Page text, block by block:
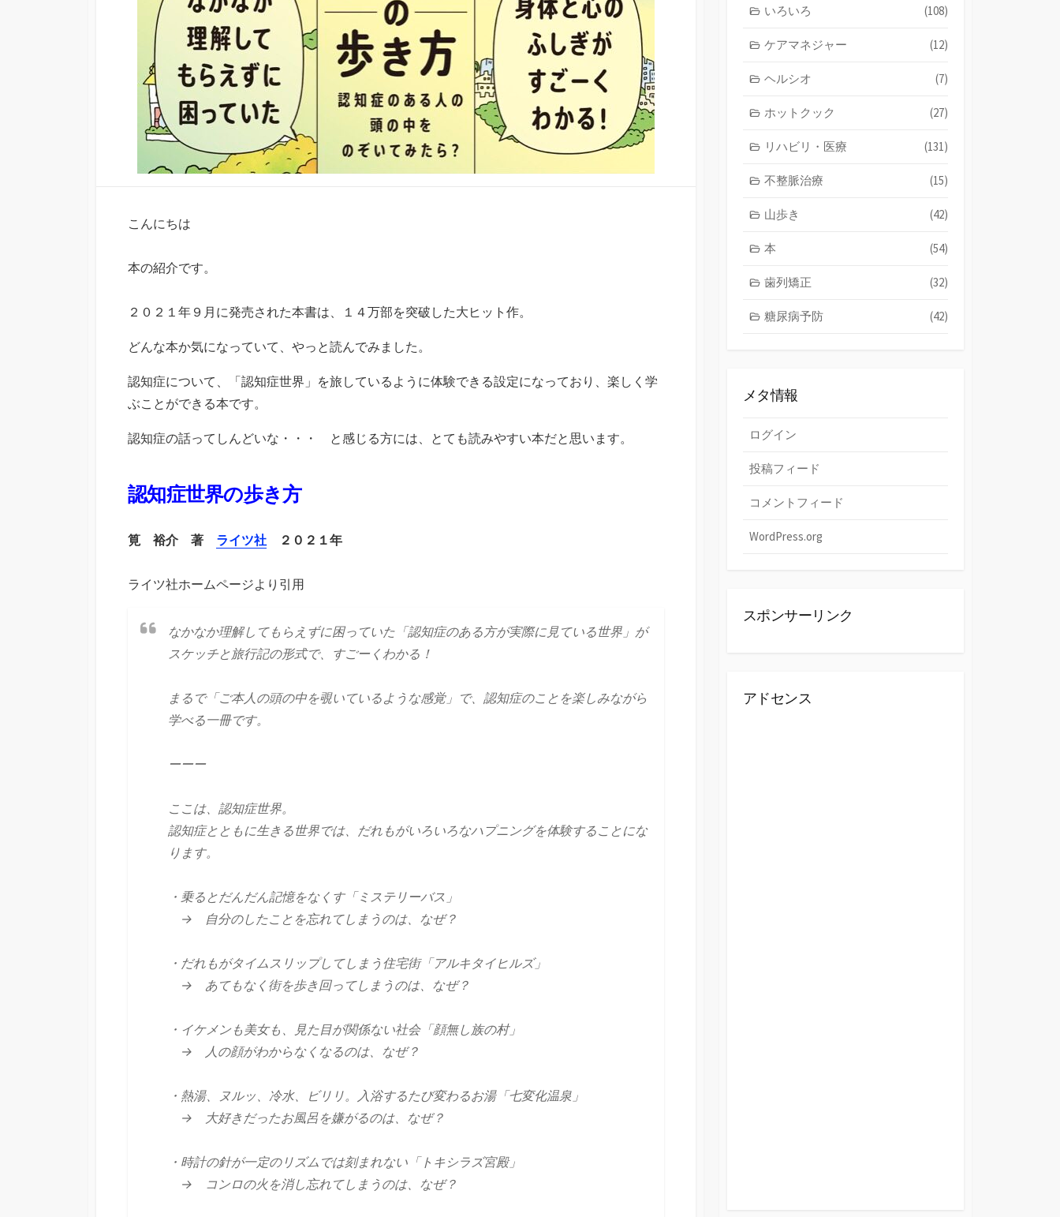
こんにちは
本の紹介です。
２０２１年９月に発売された本書は、１４万部を突破した大ヒット作。
どんな本か気になっていて、やっと読んでみました。
認知症について、「認知症世界」を旅しているように体験できる設定になっており、楽しく学
ぶことができる本です。
認知症の話ってしんどいな・・・ と感じる方には、とても読みやすい本だと思います。
認知症世界の歩き方
筧 裕介 著 ライツ社 ２０２１年
ライツ社ホームページより引用
なかなか理解してもらえずに困っていた「認知症のある方が実際に見ている世界」が
スケッチと旅行記の形式で、すごーくわかる！
まるで「ご本人の頭の中を覗いているような感覚」で、認知症のことを楽しみながら
学べる一冊です。
ーーー
ここは、認知症世界。
認知症とともに生きる世界では、だれもがいろいろなハプニングを体験することにな
ります。
・乗るとだんだん記憶をなくす「ミステリーバス」
→ 自分のしたことを忘れてしまうのは、なぜ？
・だれもがタイムスリップしてしまう住宅街「アルキタイヒルズ」
→ あてもなく街を歩き回ってしまうのは、なぜ？
・イケメンも美女も、見た目が関係ない社会「顔無し族の村」
→ 人の顔がわからなくなるのは、なぜ？
・熱湯、ヌルッ、冷水、ビリリ。入浴するたび変わるお湯「七変化温泉」
→ 大好きだったお風呂を嫌がるのは、なぜ？
・時計の針が一定のリズムでは刻まれない「トキシラズ宮殿」
→ コンロの火を消し忘れてしまうのは、なぜ？
いろいろ (108)
ケアマネジャー (12)
ヘルシオ (7)
ホットクック (27)
リハビリ・医療 (131)
不整脈治療 (15)
山歩き (42)
本 (54)
歯列矯正 (32)
糖尿病予防 (42)
メタ情報
ログイン
投稿フィード
コメントフィード
WordPress.org
スポンサーリンク
アドセンス